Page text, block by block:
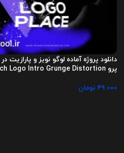
دانلود پروژه آماده لوگو نویز و پارازیت
پرو Glitch Logo Intro Grunge Distortion
۴۹.۰۰۰ تومان